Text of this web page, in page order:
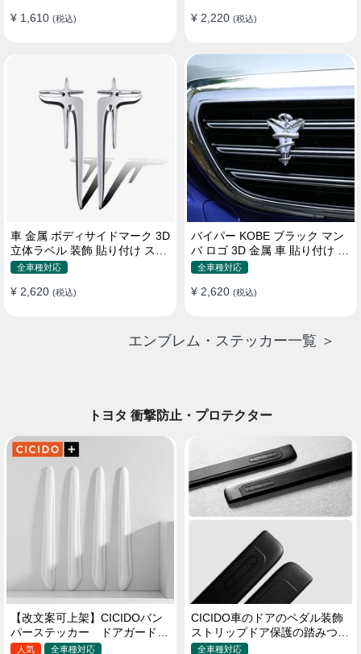
¥ 1,610 (税込) ¥ 2,220 (税込)
車 金属 ボディサイドマーク 3D
立体ラベル 装飾 貼り付け ステ
ッカー
全車種対応
¥ 2,620 (税込)
バイパー KOBE ブラック マン
バ ロゴ 3D 金属 車 貼り付け 装
飾 ステッカー
全車種対応
¥ 2,620 (税込)
エンブレム・ステッカー一覧 ＞
トヨタ 衝撃防止・プロテクター
【改文案可上架】CICIDOバン
パーステッカー ドアガード
衝突防止プロテクター 耐スク
人気 全車種対応
CICIDO車のドアのペダル装飾
ストリップドア保護の踏みつけ
防止
全車種対応